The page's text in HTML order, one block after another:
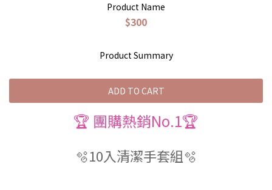
Product Name
$300
Product Summary
ADD TO CART
🏆 團購熱銷No.1🏆
🫧10入清潔手套組🫧